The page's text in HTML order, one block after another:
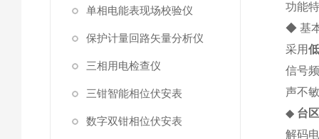
单相电能表现场校验仪
保护计量回路矢量分析仪
三相用电检查仪
三钳智能相位伏安表
数字双钳相位伏安表
功能
◆ 基
采用
信号
声不
◆ 台
解码